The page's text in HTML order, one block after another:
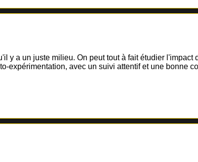
y a un juste milieu. On peut tout à fait étudier
expérimentation, avec un suivi attentif et une bonne